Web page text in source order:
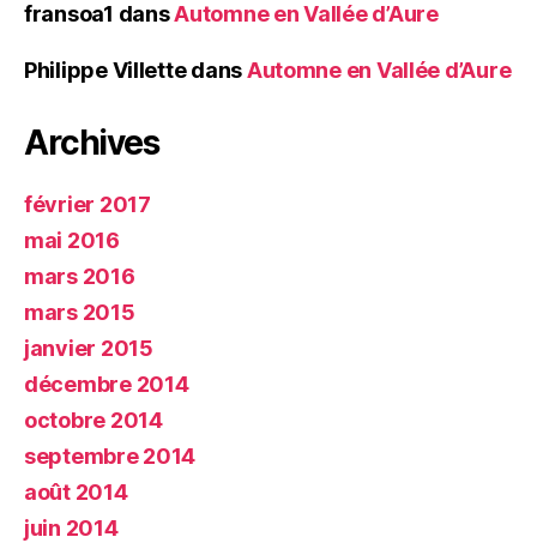
fransoa1 dansAutomne en Vallée d’Aure
Philippe VillettedansAutomne en Vallée d’Aure
Archives
février 2017
mai 2016
mars 2016
mars 2015
janvier 2015
décembre 2014
octobre 2014
septembre 2014
août 2014
juin 2014